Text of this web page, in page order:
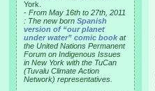
York.
- From May 16th to 27th, 2011
: The new born Spanish
version of “our planet
under water” comic book at
the United Nations Permanent
Forum on Indigenous Issues
in New York with the TuCan
(Tuvalu Climate Action
Network) representatives.